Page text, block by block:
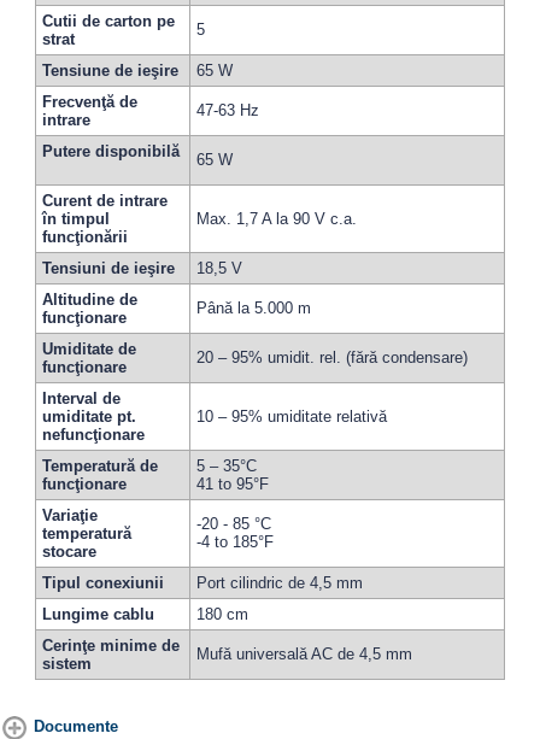
Cutii de carton pe
strat
5
Tensiune de ieşire
65 W
Frecvenţă de
intrare
47-63 Hz
Putere disponibilă 65 W
Curent de intrare
în timpul
funcţionării
Max. 1,7 A la 90 V c.a.
Tensiuni de ieşire
18,5 V
Altitudine de
funcţionare
Până la 5.000 m
Umiditate de
funcţionare
20 – 95% umidit. rel. (fără condensare)
Interval de
umiditate pt.
nefuncţionare
10 – 95% umiditate relativă
Temperatură de
funcţionare
5 – 35°C
41 to 95°F
Variaţie
temperatură
stocare
-20 - 85 °C
-4 to 185°F
Tipul conexiunii
Port cilindric de 4,5 mm
Lungime cablu
180 cm
Cerinţe minime de
sistem
Mufă universală AC de 4,5 mm
Documente